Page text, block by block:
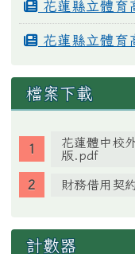
花蓮縣立體育
花蓮縣立體育
檔案下載
花蓮體中校
版.pdf
財務借用契
計數器